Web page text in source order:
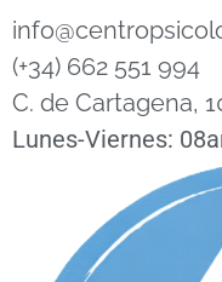
(+34) 662 551 994
C. de Cartagena,
Lunes-Viernes: